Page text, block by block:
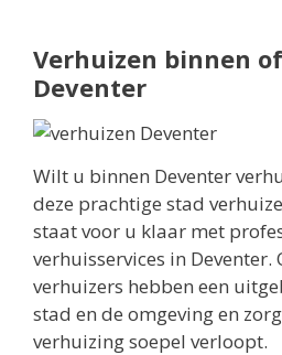
Verhuizen binnen
Deventer
Wilt u binnen Deventer
deze prachtige stad
staat voor u klaar met
verhuisservices in Deventer.
verhuizers hebben een
stad en de omgeving en
verhuizing soepel verloopt.